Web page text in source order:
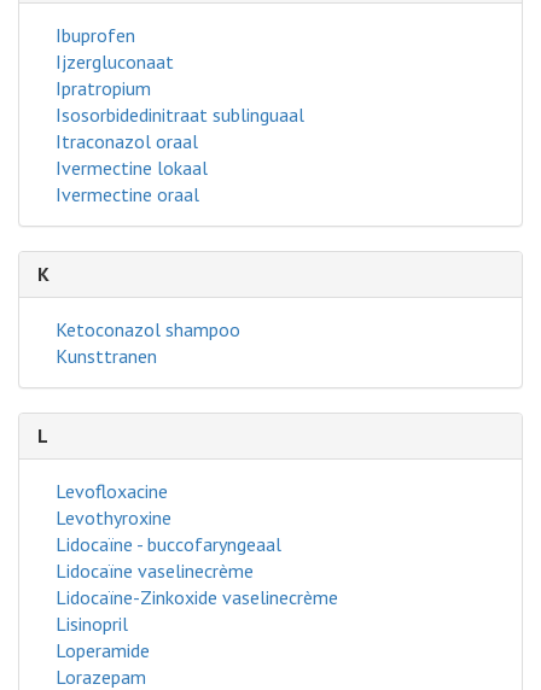
Ibuprofen
Ijzergluconaat
Ipratropium
Isosorbidedinitraat sublinguaal
Itraconazol oraal
Ivermectine lokaal
Ivermectine oraal
K
Ketoconazol shampoo
Kunsttranen
L
Levofloxacine
Levothyroxine
Lidocaïne - buccofaryngeaal
Lidocaïne vaselinecrème
Lidocaïne-Zinkoxide vaselinecrème
Lisinopril
Loperamide
Lorazepam